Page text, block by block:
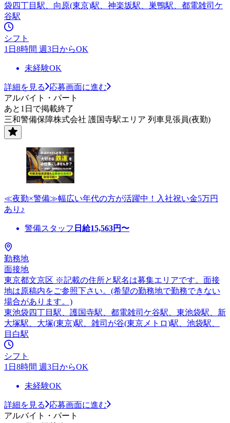
袋四丁目駅、向原(東京)駅、神楽坂駅、巣鴨駅、都電雑司ケ
谷駅
シフト
1日8時間 週3日からOK
未経験OK
詳細を見る
応募画面に進む
アルバイト・パート
あと1日で掲載終了
三和警備保障株式会社 護国寺駅エリア 列車見張員(夜勤)
≪夜勤×警備≫幅広い年代の方が活躍中！入社祝い金5万円
あり♪
警備スタッフ 日給15,563円〜
勤務地
面接地
東京都文京区 ※記載の住所と駅名は募集エリアです。面接
地は原稿内をご参照下さい。(希望の勤務地で勤務できない
場合があります。)
東池袋四丁目駅、護国寺駅、都電雑司ケ谷駅、東池袋駅、新
大塚駅、大塚(東京)駅、雑司が谷(東京メトロ)駅、池袋駅、
目白駅
シフト
1日8時間 週3日からOK
未経験OK
詳細を見る
応募画面に進む
アルバイト・パート